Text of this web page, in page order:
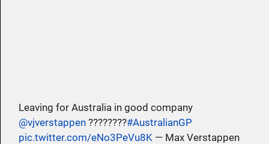
Leaving for Australia in good company
@vjverstappen ????????#AustralianGP
pic.twitter.com/eNo3PeVu8K — Max Verstappen